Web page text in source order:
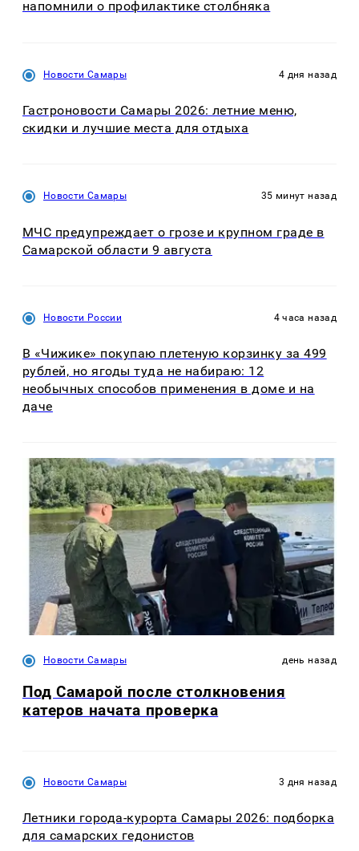
напомнили о профилактике столбняка
Новости Самары 4 дня назад
Гастроновости Самары 2026: летние меню,
скидки и лучшие места для отдыха
Новости Самары 35 минут назад
МЧС предупреждает о грозе и крупном граде в
Самарской области 9 августа
Новости России 4 часа назад
В «Чижике» покупаю плетеную корзинку за 499
рублей, но ягоды туда не набираю: 12
необычных способов применения в доме и на
даче
Новости Самары день назад
Под Самарой после столкновения
катеров начата проверка
Новости Самары 3 дня назад
Летники города-курорта Самары 2026: подборка
для самарских гедонистов